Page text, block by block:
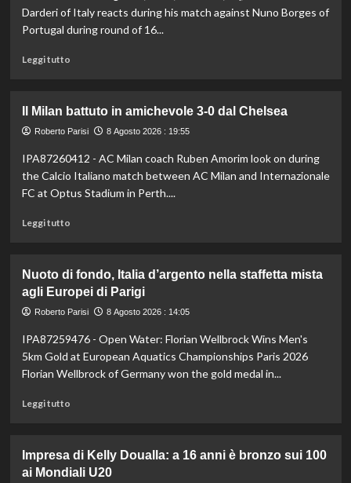
stagionale,
Juventus
Darderi of Italy reacts during his match against Nuno Borges of
Portugal during round of 16...
Leggi tuttoLeggi
Darderi
avanza
quarti
a
Montreal,
battuto
Il Milan battuto in amichevole 3-0 dal Chelsea
Roberto Parisi 8 Agosto 2026 : 19:55
IPA87260412 - AC Milan coach Ruben Amorim look on during
the Calcio Italiano match between AC Milan and Internazionale
FC at Optus Stadium in Perth....
Leggi tuttoLeggi
Il
Milan
battuto
amichevole
3-
0
Nuoto di fondo, Italia d’argento nella staffetta mista
agli Europei di Parigi
Roberto Parisi 8 Agosto 2026 : 14:05
IPA87259476 - Open Water: Florian Wellbrock Wins Men's
5km Gold at European Aquatics Championships Paris 2026
Florian Wellbrock of Germany won the gold medal in...
Leggi tuttoLeggi
Nuoto
di
Impresa di Kelly Doualla: a 16 anni è bronzo sui 100
ai Mondiali U20